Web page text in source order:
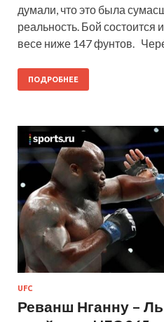
думали, что это была
реальность. Бой состоится
весе ниже 147 фунтов.
ПОДРОБНЕЕ
UFC
Реванш Нганну –